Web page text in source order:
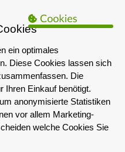
Angebot richtet sich nur an
öffentliche Hand. Ein Verkauf
nicht möglich.
ein optimales
Diese Cookies lassen sich
Die
Ihren Einkauf benötigt.
anonymisierte Statistiken
vor allem Marketing-
welche Cookies Sie